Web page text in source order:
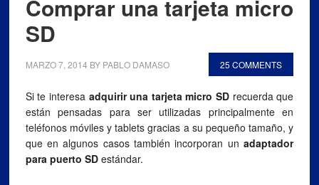
Comprar una tarjeta micro
SD
MARZO 7, 2014 BY PABLO DAMASO 25 COMMENTS
Si te interesa adquirir una tarjeta micro SDrecuerda que
están pensadas para ser utilizadas principalmente en
teléfonos móviles y tablets gracias a su pequeño tamaño, y
que en algunos casos también incorporan unadaptador
para puerto SDestándar.